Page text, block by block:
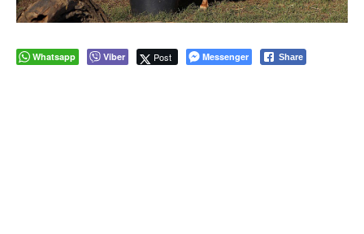
Whatsapp Viber Post Messenger Share